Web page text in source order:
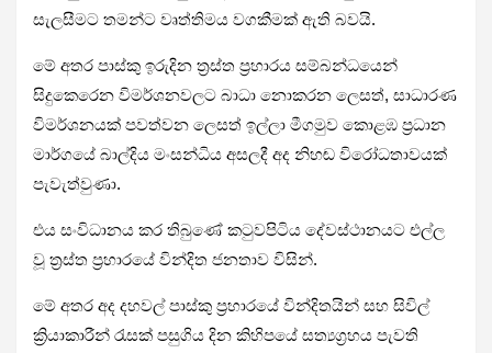
සැලසීමට තමන්ට වෘත්තිමය වගකීමක් ඇති බවයි.
මේ අතර පාස්කු ඉරුදින ත්‍රස්ත ප්‍රහාරය සම්බන්ධයෙන්
සිදුකෙරෙන විමර්ශනවලට බාධා නොකරන ලෙසත්, සාධාරණ
විමර්ශනයක් පවත්වන ලෙසත් ඉල්ලා මීගමුව කොළඹ ප්‍රධාන
මාර්ගයේ බාල්දිය මංසන්ධිය අසලදී අද නිහඬ විරෝධතාවයක්
පැවැත්වුණා.
එය සංවිධානය කර තිබුණේ කටුවපිටිය දේවස්ථානයට එල්ල
වූ ත්‍රස්ත ප්‍රහාරයේ වින්දිත ජනතාව විසින්.
මේ අතර අද දහවල් පාස්කු ප්‍රහාරයේ වින්දිතයින් සහ සිවිල්
ක්‍රියාකාරීන් රැසක් පසුගිය දින කිහිපයේ සත්‍යග්‍රහය පැවති